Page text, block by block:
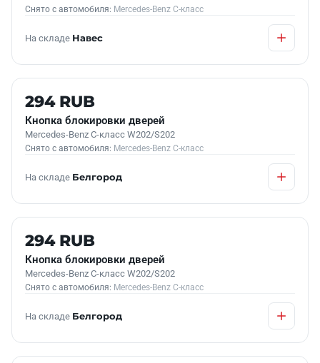
Снято с автомобиля: Mercedes-Benz C-класс
На складе Навес
Б/У В НАЛИЧИИ
294 RUB
Кнопка блокировки дверей
Mercedes-Benz C-класс W202/S202
Снято с автомобиля: Mercedes-Benz C-класс
На складе Белгород
Б/У В НАЛИЧИИ
294 RUB
Кнопка блокировки дверей
Mercedes-Benz C-класс W202/S202
Снято с автомобиля: Mercedes-Benz C-класс
На складе Белгород